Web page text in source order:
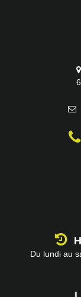
Du lundi au